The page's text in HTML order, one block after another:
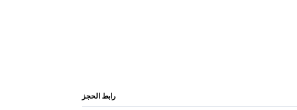
رابط الحجز